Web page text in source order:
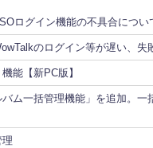
ログイン機能の不具合につい
のログイン等が遅い、失
能【新PC版】
バム一括管理機能」を追加。一
理